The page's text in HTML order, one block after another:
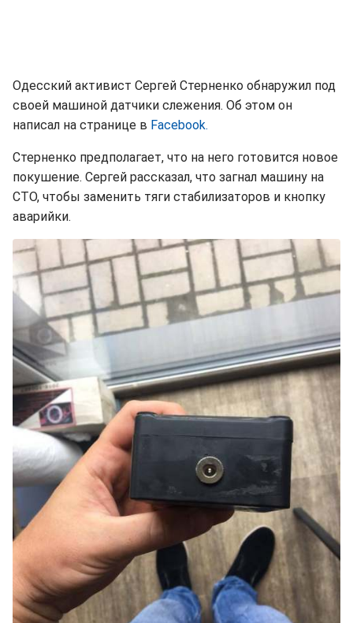
Одесский активист Сергей Стерненко обнаружил под
своей машиной датчики слежения. Об этом он
написал на странице в Facebook.
Стерненко предполагает, что на него готовится новое
покушение. Сергей рассказал, что загнал машину на
СТО, чтобы заменить тяги стабилизаторов и кнопку
аварийки.